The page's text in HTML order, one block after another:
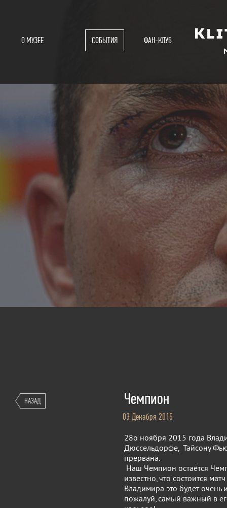
О МУЗЕЕ СОБЫТИЯ ФАН-КЛУБ
НАЗАД Чемпион
03 Декабря 2015
28о ноября 2015 года
Дюссельдорфе, Тайсону
прервана.
Наш Чемпион остаётся
известно, что состоится
Владимира это будет
пожалуй, самый важный в